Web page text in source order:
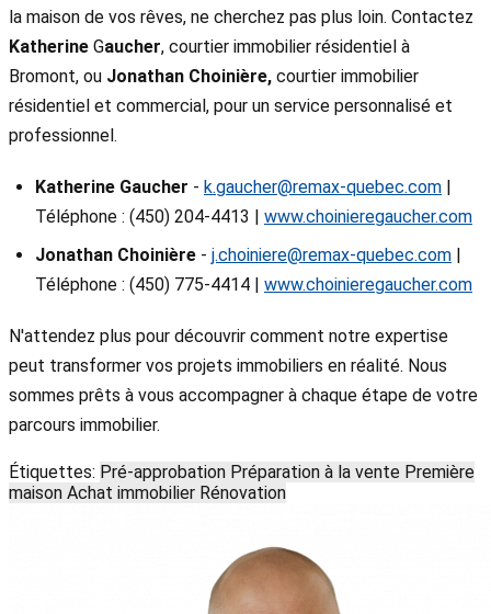
la maison de vos rêves, ne cherchez pas plus loin. Contactez
Katherine Gaucher, courtier immobilier résidentiel à
Bromont, ou Jonathan Choinière, courtier immobilier
résidentiel et commercial, pour un service personnalisé et
professionnel.
Katherine Gaucher - k.gaucher@remax-quebec.com |
Téléphone : (450) 204-4413 | www.choinieregaucher.com
Jonathan Choinière - j.choiniere@remax-quebec.com |
Téléphone : (450) 775-4414 | www.choinieregaucher.com
N'attendez plus pour découvrir comment notre expertise
peut transformer vos projets immobiliers en réalité. Nous
sommes prêts à vous accompagner à chaque étape de votre
parcours immobilier.
Étiquettes: Pré-approbation Préparation à la vente Première
maison Achat immobilier Rénovation